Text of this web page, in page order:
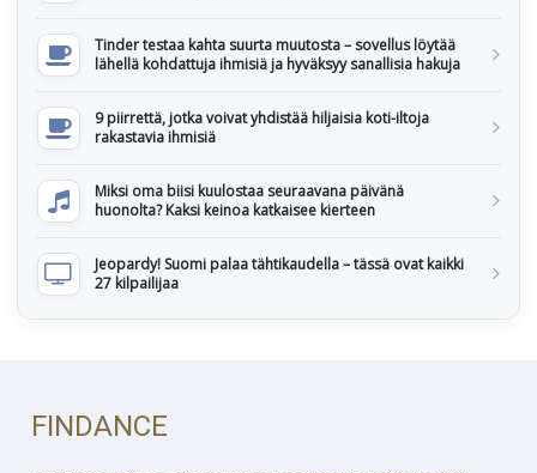
Tinder testaa kahta suurta muutosta – sovellus löytää
lähellä kohdattuja ihmisiä ja hyväksyy sanallisia hakuja
9 piirrettä, jotka voivat yhdistää hiljaisia koti-iltoja
rakastavia ihmisiä
Miksi oma biisi kuulostaa seuraavana päivänä
huonolta? Kaksi keinoa katkaisee kierteen
Jeopardy! Suomi palaa tähtikaudella – tässä ovat kaikki
27 kilpailijaa
FINDANCE